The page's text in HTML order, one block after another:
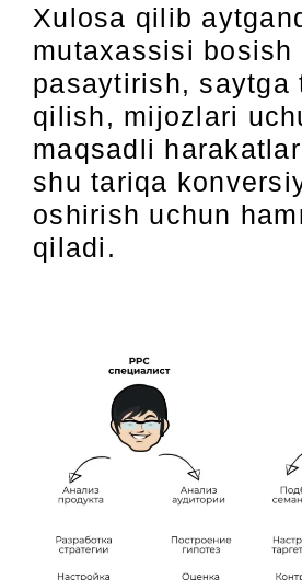
Xulosa qilib
mutaxassisi bosish
pasaytirish, saytga
qilish, mijozlari
maqsadli
shu tariqa
oshirish uchun
qiladi.